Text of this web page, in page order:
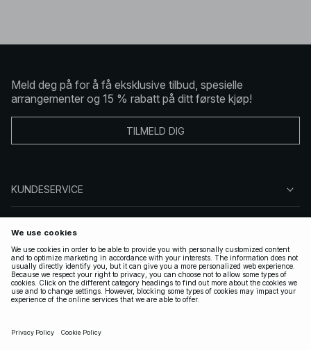
Meld deg på for å få eksklusive tilbud, spesielle
arrangementer og 15 % rabatt på ditt første kjøp!
TILMELD DIG
KUNDESERVICE
FØLG OSS
LOVLIG